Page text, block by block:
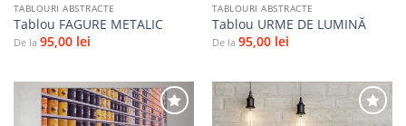
TABLOURI ABSTRACTE
Tablou FAGURE METALIC
De la 95,00 lei
TABLOURI ABSTRACTE
Tablou URME DE LUMINĂ
De la 95,00 lei